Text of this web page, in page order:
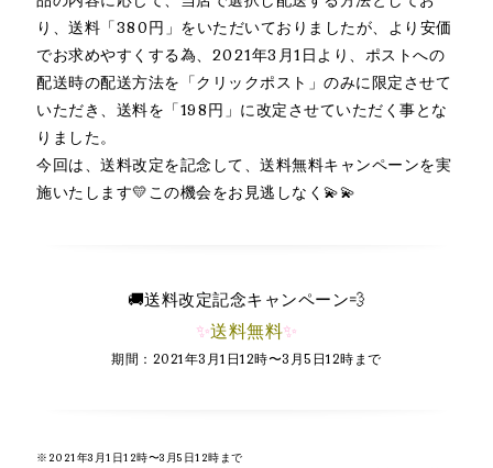
り、送料「380円」をいただいておりましたが、より安価
でお求めやすくする為、2021年3月1日より、ポストへの
配送時の配送方法を「クリックポスト」のみに限定させて
いただき、送料を「198円」に改定させていただく事とな
りました。
今回は、送料改定を記念して、送料無料キャンペーンを実
施いたします💛この機会をお見逃しなく💫💫
🚚送料改定記念キャンペーン💨
✨送料無料✨
期間：2021年3月1日12時〜3月5日12時まで
※2021年3月1日12時〜3月5日12時まで